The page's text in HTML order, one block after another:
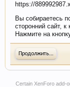
https://
Вы собираетесь
сторонний сайт,
Нажмите на
Продолжить...
Certain XenForo add-